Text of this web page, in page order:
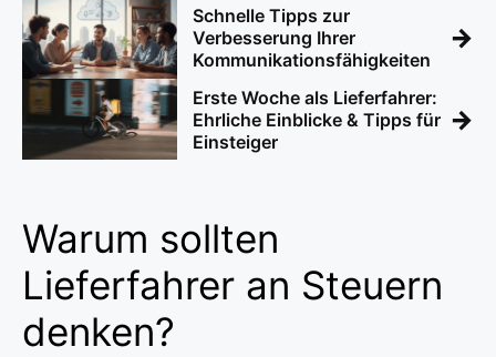
Schnelle Tipps zur
Verbesserung Ihrer
Kommunikationsfähigkeiten
→
Erste Woche als Lieferfahrer:
Ehrliche Einblicke & Tipps für
Einsteiger
→
Warum sollten
Lieferfahrer an Steuern
denken?